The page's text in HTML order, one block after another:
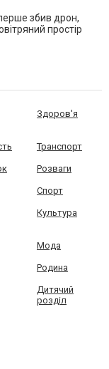
збив дрон,
простір
Здоров'я
Транспорт
Розваги
Спорт
Культура
Мода
Родина
Дитячий
розділ